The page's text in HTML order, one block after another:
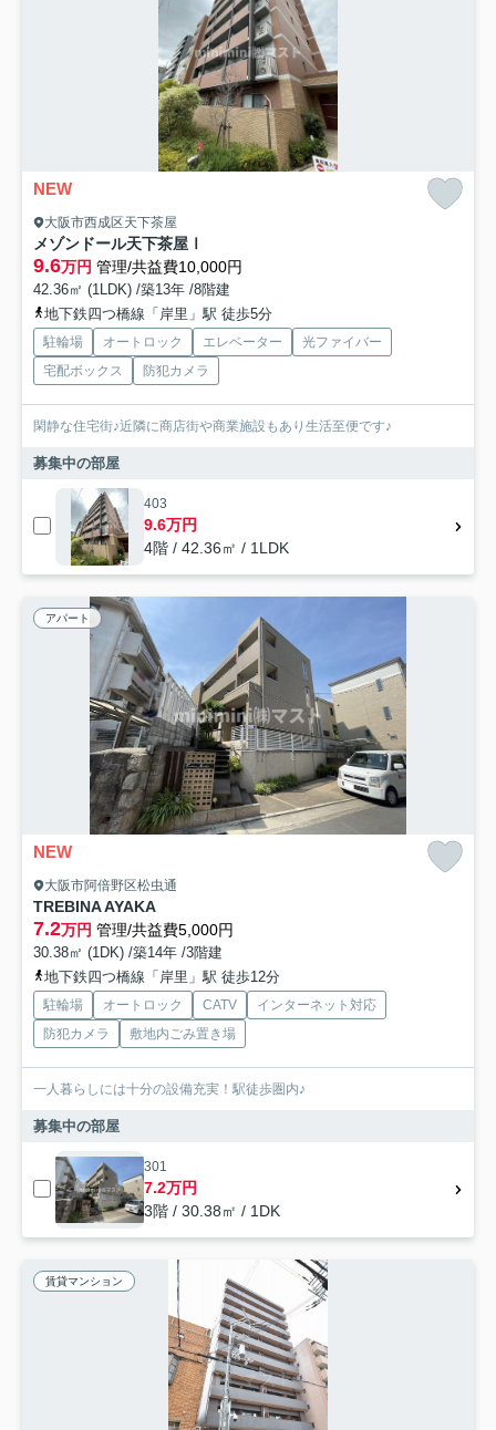
NEW
大阪市西成区天下茶屋
メゾンドール天下茶屋Ⅰ
9.6万円 管理/共益費10,000円
42.36㎡ (1LDK) /築13年 /8階建
地下鉄四つ橋線「岸里」駅 徒歩5分
駐輪場 オートロック エレベーター
光ファイバー
宅配ボックス
防犯カメラ
閑静な住宅街♪近隣に商店街や商業施設もあり生活至便です♪
募集中の部屋
403
9.6万円
4階 / 42.36㎡ / 1LDK
アパート
NEW
大阪市阿倍野区松虫通
TREBINA AYAKA
7.2万円 管理/共益費5,000円
30.38㎡ (1DK) /築14年 /3階建
地下鉄四つ橋線「岸里」駅 徒歩12分
駐輪場 オートロック CATV
インターネット対応
防犯カメラ
敷地内ごみ置き場
一人暮らしには十分の設備充実！駅徒歩圏内♪
募集中の部屋
301
7.2万円
3階 / 30.38㎡ / 1DK
賃貸マンション